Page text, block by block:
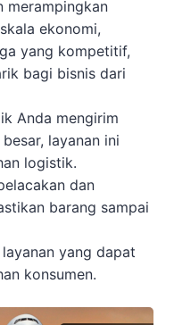
merampingkan
ekonomi,
yang kompetitif,
bagi bisnis dari
Anda mengirim
layanan ini
logistik.
dan
barang sampai
yang dapat
konsumen.